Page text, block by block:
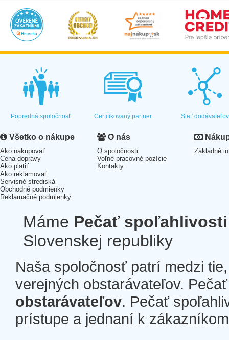
Popredná spoločnosť Certifikovaný partner Sieť dodávateľov
Všetko o nákupe
Ako nakupovať
Cena dopravy
Ako platiť
Ako reklamovať
Servisné strediská
Obchodné podmienky
Reklamačné podmienky
O nás
O spoločnosti
Voľné pracovné pozície
Kontakty
Základné
Máme Pečať spoľahlivosti
Slovenskej republiky
Naša spoločnosť patrí medzi
verejných obstarávateľov.
obstarávateľov. Pečať
prístupe a jednaní k